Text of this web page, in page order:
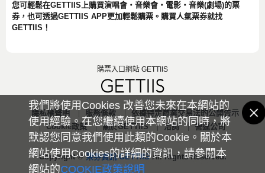
我們將使用Cookies 改善您未來在本網站的
使用經驗。在您繼續使用本網站的同時，將
默認您同意我們使用此類的Cookie。關於本
網站使用Cookies的詳細的資訊，請參閱本
網站的COOKIE政策說明
您可輕鬆在GETTIIS上購買演唱會・音樂會・電影・音樂(劇場)的票
券，也可透過GETTIIS APP更加輕鬆購票。購買人氣票券就找
GETTIIS！
購票入口網站 GETTIIS
隱私權聲明 服務條款
依據特定商業交易法的公開告示
Cookie政策
關於GETTIIS 洽詢 營運公司
Copyright ©票券資訊 GETTIISAll Rights Reserved.